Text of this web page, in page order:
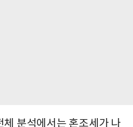
분석에서는 혼조세가 나